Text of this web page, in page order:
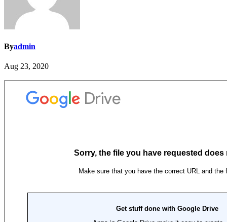
Byadmin
Aug 23, 2020